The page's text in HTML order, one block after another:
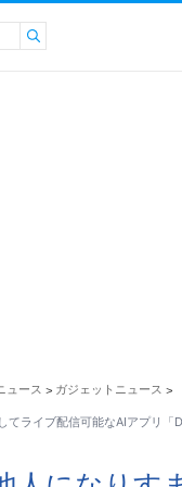
ュース > ガジェットニュース >
てライブ配信可能なAIアプリ